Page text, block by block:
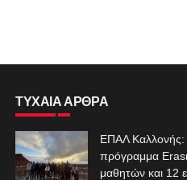
ΤΥΧΑΙΑ ΑΡΘΡΑ
ΕΠΑΛ Καλλονής:
πρόγραμμα
μαθητών και 12